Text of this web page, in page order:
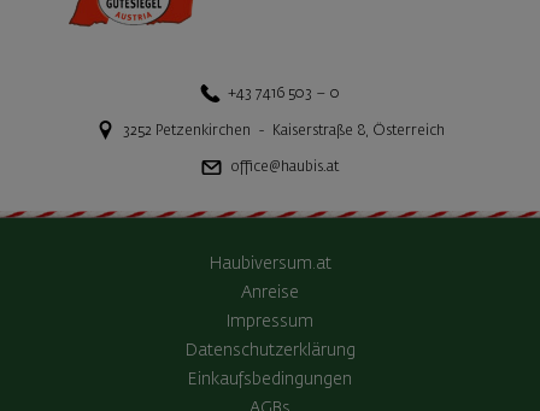
+43 7416 503 – 0
3252 Petzenkirchen - Kaiserstraße 8, Österreich
office@haubis.at
Haubiversum.at
Anreise
Impressum
Datenschutzerklärung
Einkaufsbedingungen